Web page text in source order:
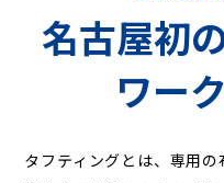
名古屋初
ワー
タフティングとは、専用